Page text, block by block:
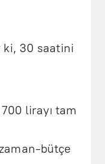
ki, 30 saatini
lirayı tam
bütçe